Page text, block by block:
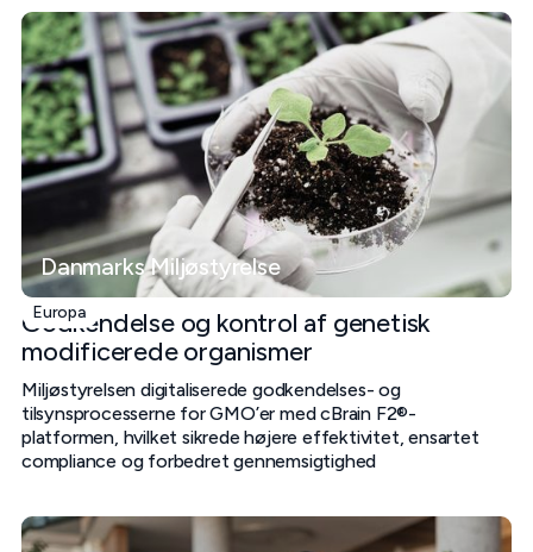
Danmarks Miljøstyrelse
Europa
Godkendelse og kontrol af genetisk
modificerede organismer
Miljøstyrelsen digitaliserede godkendelses- og
tilsynsprocesserne for GMO’er med cBrain F2®-
platformen, hvilket sikrede højere effektivitet, ensartet
compliance og forbedret gennemsigtighed